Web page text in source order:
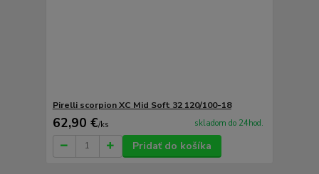
Pirelli scorpion XC Mid Soft 32 120/100-18
62,90 €/ks skladom do 24hod.
Pridať do košíka